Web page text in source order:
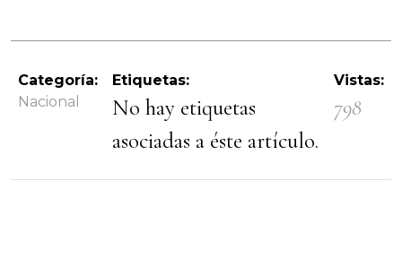
Categoría:
Nacional
Etiquetas:
No hay etiquetas
asociadas a éste artículo.
Vistas:
798